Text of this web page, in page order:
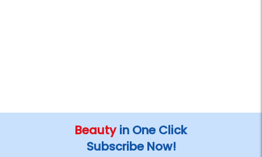
Beautyin One Click
Subscribe Now!